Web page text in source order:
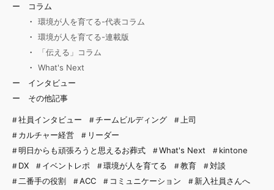
コラム
環境が人を育てる-代表コラム
環境が人を育てる-連載版
「伝える」コラム
What's Next
インタビュー
その他記事
社員インタビュー チームビルディング
上司
カルチャー経営
リーダー
明日からも頑張ろうと思えるお葬式
What's Next
kintone
DX
イベントレポ 環境が人を育てる 教育
対談
二番手の役割
ACC コミュニケーション
新入社員さんへ